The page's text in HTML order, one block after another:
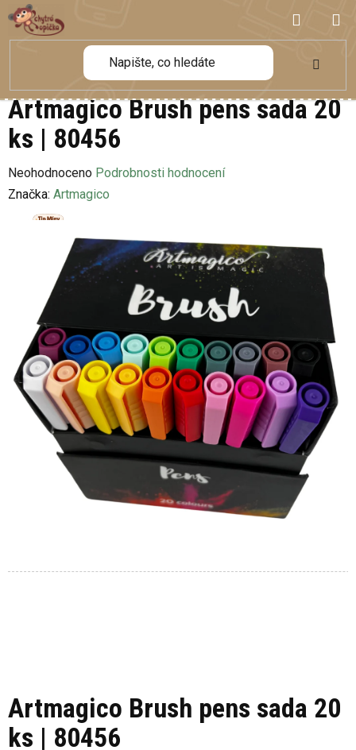
Přejít
na
obsah
KOŠÍK
Artmagico Brush pens sada 20
ks | 80456
Artmagico Brush pens sada 20
ks | 80456
Průměrné
hodnocení
produktu
hvězdiček.
Neohodnoceno Podrobnosti hodnocení
Značka: Artmagico